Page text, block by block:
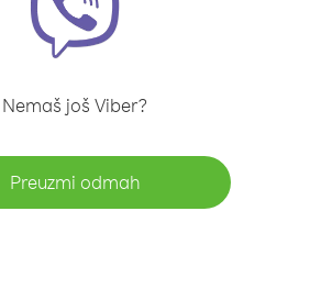
Nemaš još Viber?
Preuzmi odmah